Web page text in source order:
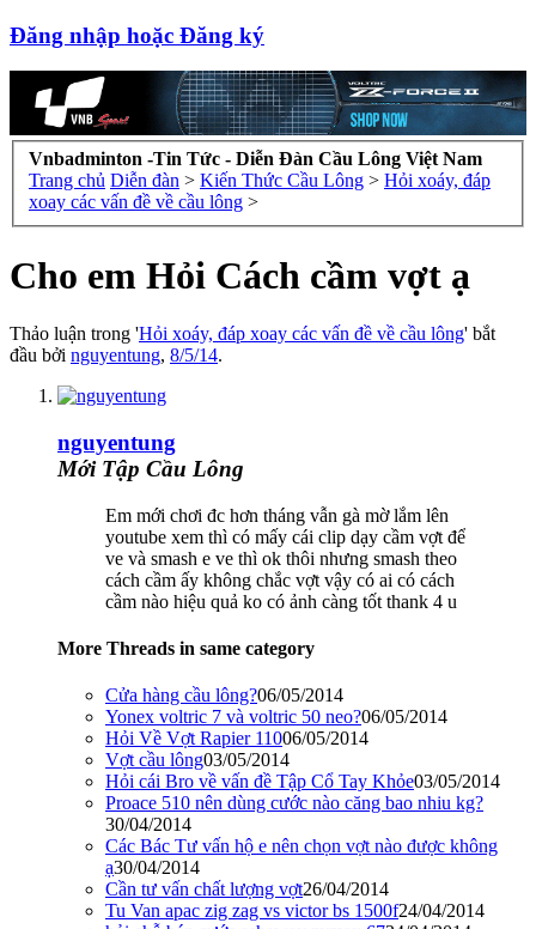
Đăng nhập hoặc Đăng ký
Vnbadminton -Tin Tức - Diễn Đàn Cầu Lông Việt Nam
Trang chủ Diễn đàn > Kiến Thức Cầu Lông > Hỏi xoáy, đáp
xoay các vấn đề về cầu lông >
Cho em Hỏi Cách cầm vợt ạ
Thảo luận trong 'Hỏi xoáy, đáp xoay các vấn đề về cầu lông' bắt
đầu bởi nguyentung, 8/5/14.
nguyentung
Mới Tập Cầu Lông
Em mới chơi đc hơn tháng vẫn gà mờ lắm lên
youtube xem thì có mấy cái clip dạy cầm vợt để
ve và smash e ve thì ok thôi nhưng smash theo
cách cầm ấy không chắc vợt vậy có ai có cách
cầm nào hiệu quả ko có ảnh càng tốt thank 4 u
More Threads in same category
Cửa hàng cầu lông?06/05/2014
Yonex voltric 7 và voltric 50 neo?06/05/2014
Hỏi Về Vợt Rapier 11006/05/2014
Vợt cầu lông03/05/2014
Hỏi cái Bro về vấn đề Tập Cổ Tay Khỏe03/05/2014
Proace 510 nên dùng cước nào căng bao nhiu kg?
30/04/2014
Các Bác Tư vấn hộ e nên chọn vợt nào được không
ạ30/04/2014
Cần tư vấn chất lượng vợt26/04/2014
Tu Van apac zig zag vs victor bs 1500f24/04/2014